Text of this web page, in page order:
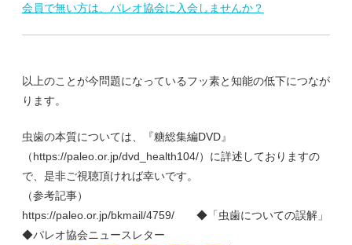
会員で無い方は、パレオ協会に入会しませんか？
以上のことが今問題になっているフッ素と知能の低下につなが
ります。
虫歯の本質については、『糖総集編DVD』
（https://paleo.or.jp/dvd_health104/）に詳述しておりますの
で、是非ご視聴頂ければ幸いです。
（参考記事）
https://paleo.or.jp/bkmail/4759/ ◆「虫歯についての誤解」
◆パレオ協会ニュースレター